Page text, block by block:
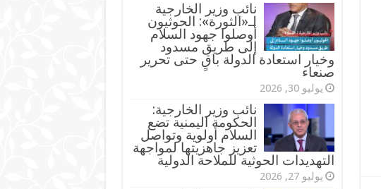
‏نائب وزير الخارجية
لـ«الثورة»: الحوثيون
أوصلوا جهود السلام
إلى طريق مسدود
وخيار استعادة الدولة باقٍ حتى تحرير
صنعاء
يوليو 30, 2026
نائب وزير الخارجية:
الحكومة اليمنية تضع
السلام أولوية وتواصل
تعزيز جاهزيتها لمواجهة
التهديدات الحوثية للملاحة الدولية
يوليو 27, 2026